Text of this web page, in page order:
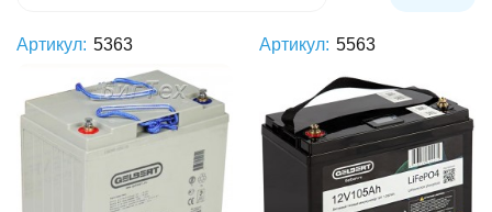
Артикул: 5363 Артикул: 5563